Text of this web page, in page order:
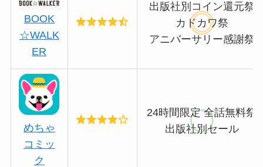
BOOK
☆WALK
ER
出版社別コイン還元祭
カドカワ祭
アニバーサリー感謝祭
めちゃ
コミッ
ク
24時間限定 全話無料祭
出版社別セール